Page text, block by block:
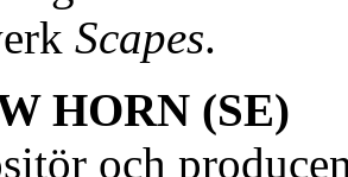
Scapes.
HORN (SE)
och